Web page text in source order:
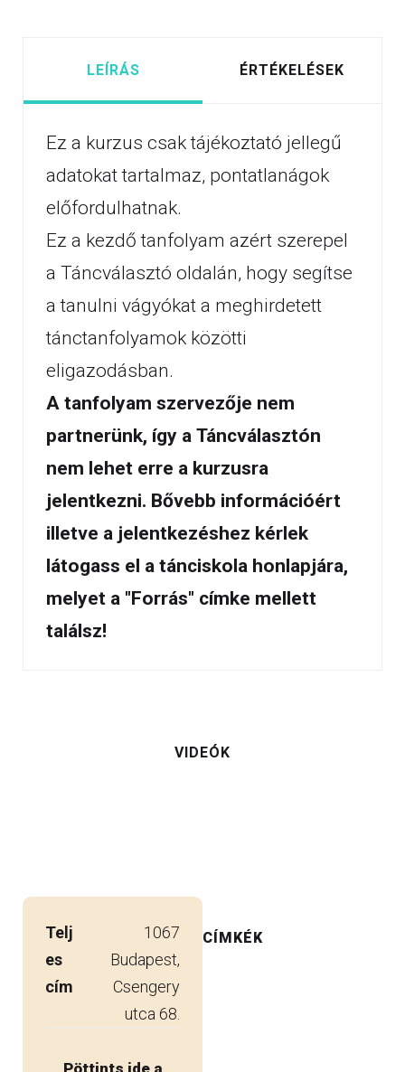
LEÍRÁS ÉRTÉKELÉSEK
Ez a kurzus csak tájékoztató jellegű
adatokat tartalmaz, pontatlanágok
előfordulhatnak.
Ez a kezdő tanfolyam azért szerepel
a Táncválasztó oldalán, hogy segítse
a tanulni vágyókat a meghirdetett
tánctanfolyamok közötti
eligazodásban.
A tanfolyam szervezője nem
partnerünk, így a Táncválasztón
nem lehet erre a kurzusra
jelentkezni. Bővebb információért
illetve a jelentkezéshez kérlek
látogass el a tánciskola honlapjára,
melyet a "Forrás" címke mellett
találsz!
VIDEÓK
Telj
es
cím
1067
Budapest,
Csengery
utca 68.
CÍMKÉK